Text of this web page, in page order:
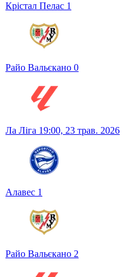
Крістал Пелас 1
Райо Вальєкано 0
Ла Ліга 19:00, 23 трав. 2026
Алавес 1
Райо Вальєкано 2